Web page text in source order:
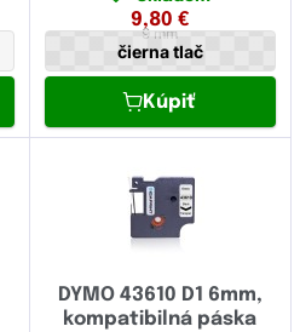
9,80 €
9 mm
čierna tlač
Kúpiť
DYMO 43610 D1 6mm,
kompatibilná páska